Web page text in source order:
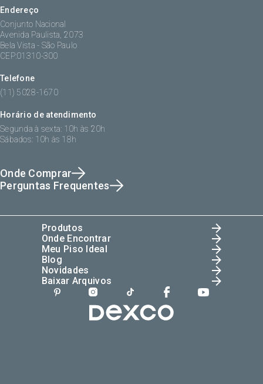
Endereço
Conjunto Nacional
Avenida Paulista, 2073
Bela Vista - São Paulo
CEP:01310-300
Telefone
(11) 5028-1670
Horário de atendimento
Segunda à sexta: 10h às 20h
Sábados: 10h às 18h
Onde Comprar
Perguntas Frequentes
Produtos
Onde Encontrar
Meu Piso Ideal
Blog
Novidades
Baixar Arquivos